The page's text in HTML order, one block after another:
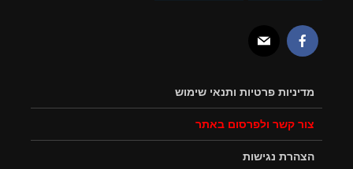
מדיניות פרטיות ותנאי שימוש
צור קשר ולפרסום באתר
הצהרת נגישות